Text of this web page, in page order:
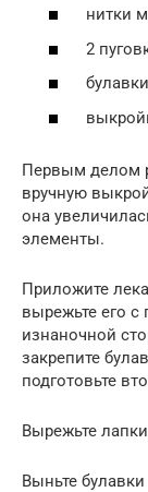
нитки
2
Первым делом
вручную
она
элементы.
Приложите
вырежьте его
изнаночной
закрепите
подготовьте
Вырежьте
Выньте